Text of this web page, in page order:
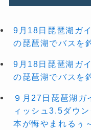
9月18日琵琶湖ガ
の琵琶湖でバスを
9月18日琵琶湖ガ
の琵琶湖でバスを
９月27日琵琶湖
ィッシュ3.5ダウ
本が悔やまれるぅ